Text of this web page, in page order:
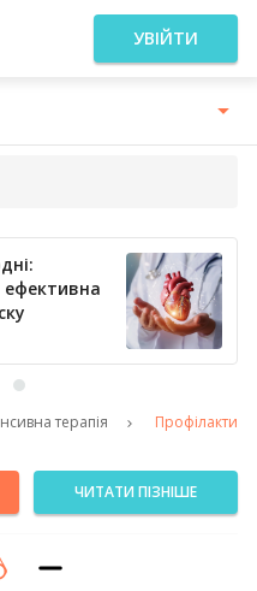
УВІЙТИ
ефективна
терапія
ЧИТАТИ ПІЗНІШЕ